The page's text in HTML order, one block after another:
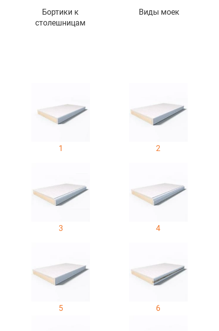
Бортики к
столешницам
Виды моек
1 2
3 4
5 6